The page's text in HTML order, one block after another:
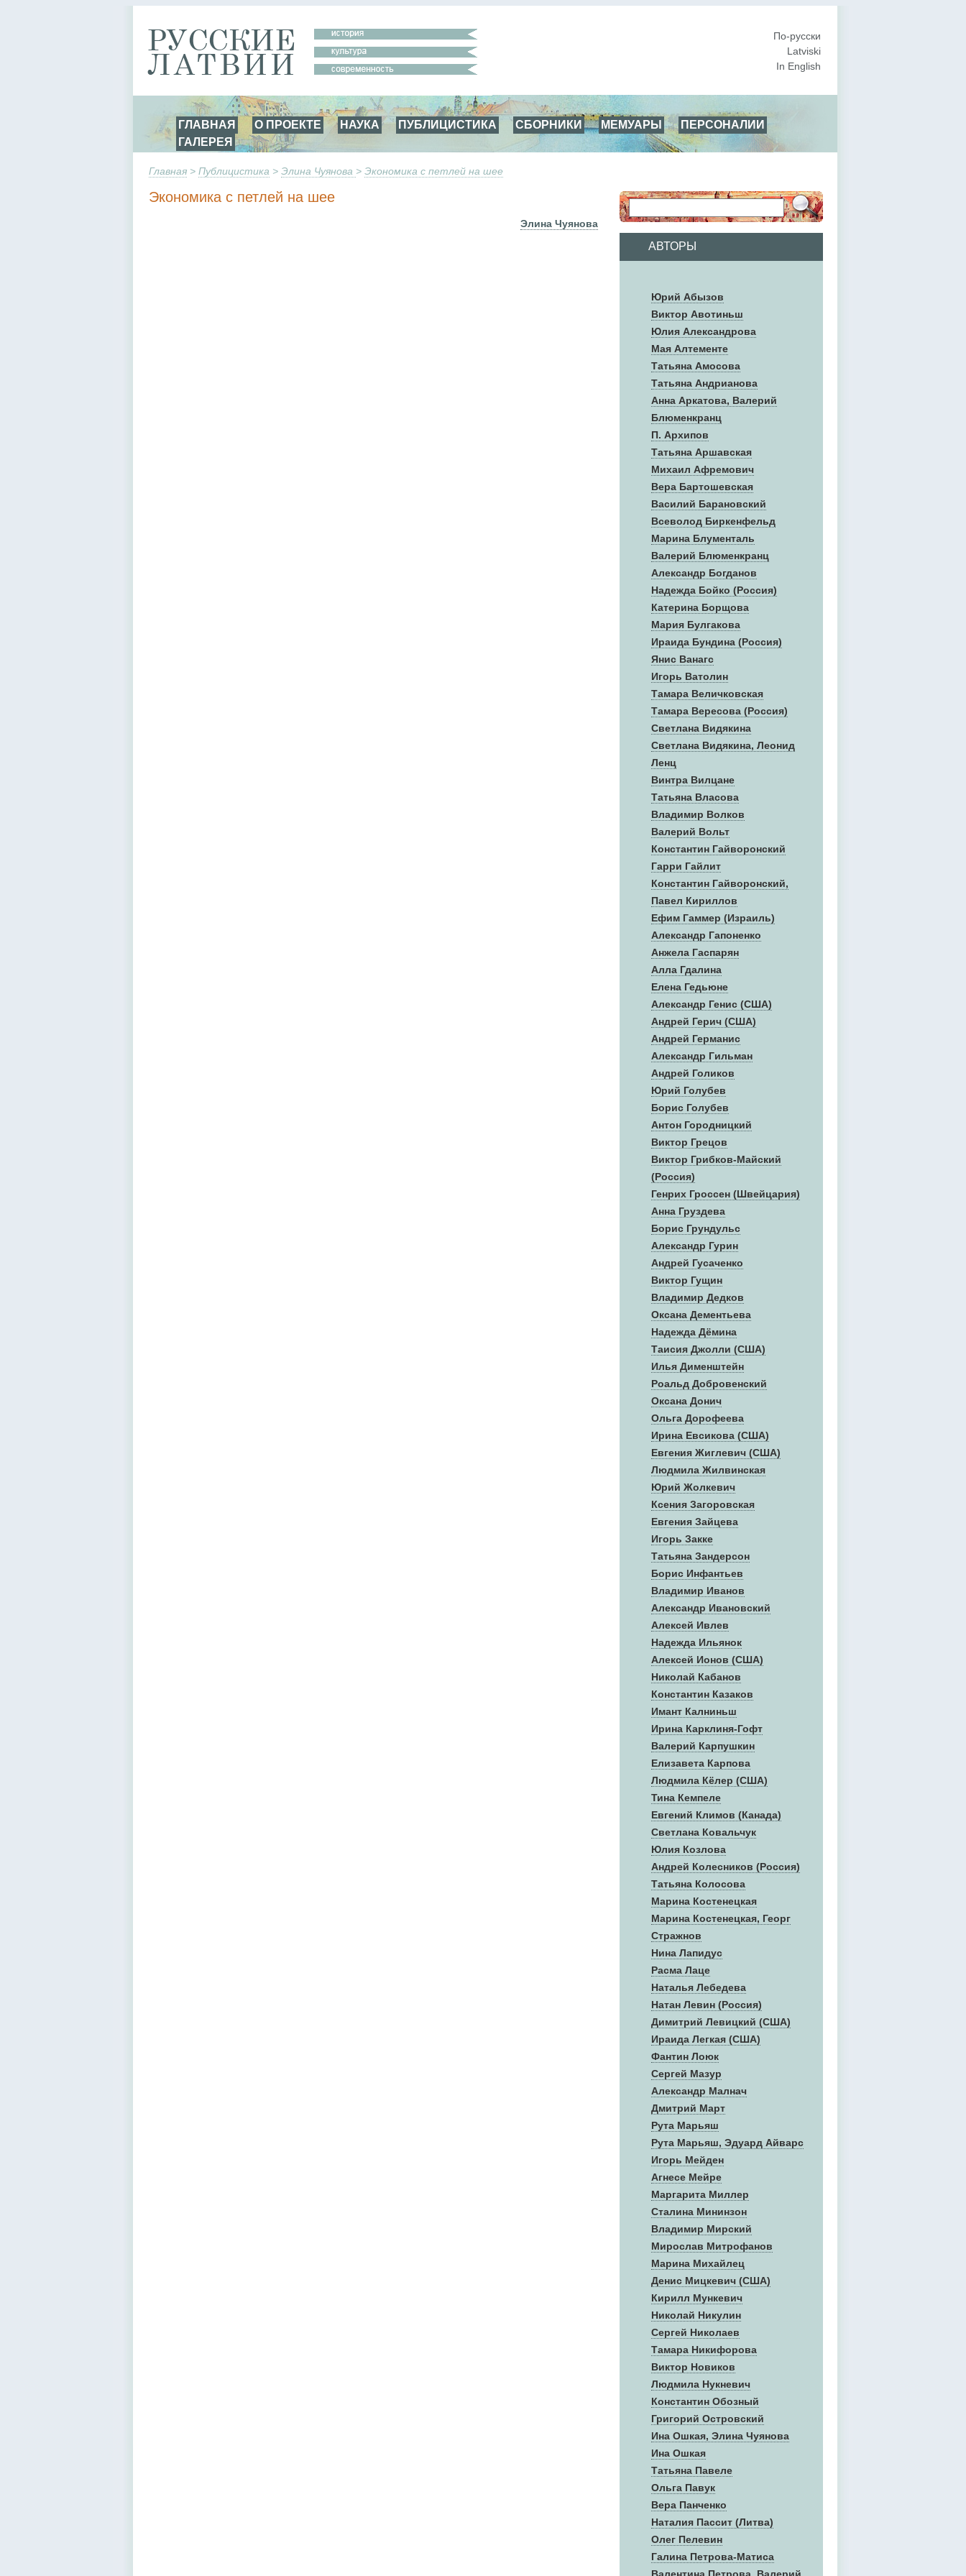
По-русски
Latviski
In English
ГЛАВНАЯ О ПРОЕКТЕ НАУКА ПУБЛИЦИСТИКА СБОРНИКИ МЕМУАРЫ
ПЕРСОНАЛИИ
ГАЛЕРЕЯ
Главная > Публицистика > Элина Чуянова > Экономика с петлей на шее
АВТОРЫ
Юрий Абызов
Виктор Авотиньш
Юлия Александрова
Мая Алтементе
Татьяна Амосова
Татьяна Андрианова
Анна Аркатова, Валерий
Блюменкранц
П. Архипов
Татьяна Аршавская
Михаил Афремович
Вера Бартошевская
Василий Барановский
Всеволод Биркенфельд
Марина Блументаль
Валерий Блюменкранц
Александр Богданов
Надежда Бойко (Россия)
Катерина Борщова
Мария Булгакова
Ираида Бундина (Россия)
Янис Ванагс
Игорь Ватолин
Тамара Величковская
Тамара Вересова (Россия)
Светлана Видякина
Светлана Видякина, Леонид
Ленц
Винтра Вилцане
Татьяна Власова
Владимир Волков
Валерий Вольт
Константин Гайворонский
Гарри Гайлит
Константин Гайворонский,
Павел Кириллов
Ефим Гаммер (Израиль)
Александр Гапоненко
Анжела Гаспарян
Алла Гдалина
Елена Гедьюне
Александр Генис (США)
Андрей Герич (США)
Андрей Германис
Александр Гильман
Андрей Голиков
Юрий Голубев
Борис Голубев
Антон Городницкий
Виктор Грецов
Виктор Грибков-Майский
(Россия)
Генрих Гроссен (Швейцария)
Анна Груздева
Борис Грундульс
Александр Гурин
Андрей Гусаченко
Виктор Гущин
Владимир Дедков
Оксана Дементьева
Надежда Дёмина
Таисия Джолли (США)
Илья Дименштейн
Роальд Добровенский
Оксана Донич
Ольга Дорофеева
Ирина Евсикова (США)
Евгения Жиглевич (США)
Людмила Жилвинская
Юрий Жолкевич
Ксения Загоровская
Евгения Зайцева
Игорь Закке
Татьяна Зандерсон
Борис Инфантьев
Владимир Иванов
Александр Ивановский
Алексей Ивлев
Надежда Ильянок
Алексей Ионов (США)
Николай Кабанов
Константин Казаков
Имант Калниньш
Ирина Карклиня-Гофт
Валерий Карпушкин
Елизавета Карпова
Людмила Кёлер (США)
Тина Кемпеле
Евгений Климов (Канада)
Светлана Ковальчук
Юлия Козлова
Андрей Колесников (Россия)
Татьяна Колосова
Марина Костенецкая
Марина Костенецкая, Георг
Стражнов
Нина Лапидус
Расма Лаце
Наталья Лебедева
Натан Левин (Россия)
Димитрий Левицкий (США)
Ираида Легкая (США)
Фантин Лоюк
Сергей Мазур
Александр Малнач
Дмитрий Март
Рута Марьяш
Рута Марьяш, Эдуард Айварс
Игорь Мейден
Агнесе Мейре
Маргарита Миллер
Сталина Мининзон
Владимир Мирский
Мирослав Митрофанов
Марина Михайлец
Денис Mицкевич (США)
Кирилл Мункевич
Николай Никулин
Сергей Николаев
Тамара Никифорова
Виктор Новиков
Людмила Нукневич
Константин Обозный
Григорий Островский
Ина Ошкая, Элина Чуянова
Ина Ошкая
Татьяна Павеле
Ольга Павук
Вера Панченко
Наталия Пассит (Литва)
Олег Пелевин
Галина Петрова-Матиса
Экономика с петлей на шее
Элина Чуянова